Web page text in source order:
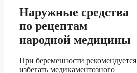
Наружные средства
по рецептам
народной медицины
При беременности рекомендуется
избегать медикаментозного